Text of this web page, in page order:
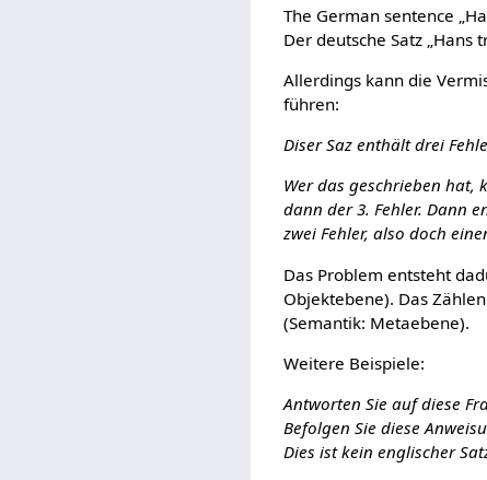
The German sentence
Der deutsche Satz
Allerdings kann die
führen:
Diser Saz enthält drei
Wer das geschrieben hat,
dann der 3. Fehler. Dann
zwei Fehler, also doch
Das Problem entsteht
Objektebene). Das
(Semantik: Metaebene).
Weitere Beispiele:
Antworten Sie auf diese
Befolgen Sie diese
Dies ist kein englischer